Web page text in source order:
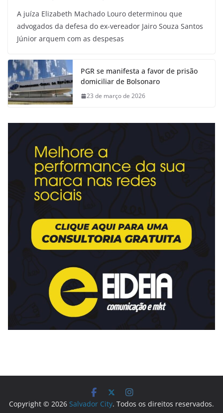
A juíza Elizabeth Machado Louro determinou que
advogados da defesa do ex-vereador Jairo Souza Santos
Júnior arquem com as despesas
PGR se manifesta a favor de prisão
domiciliar de Bolsonaro
23 de março de 2026
Copyright © 2026 Salvador City. Todos os direitos reservados.